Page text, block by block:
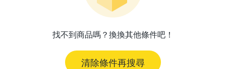
找不到商品嗎？換換其他條件吧！
清除條件再搜尋